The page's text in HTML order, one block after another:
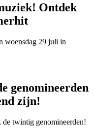
Ontdek
woensdag 29 juli in
genomineerden
zijn!
twintig genomineerden!